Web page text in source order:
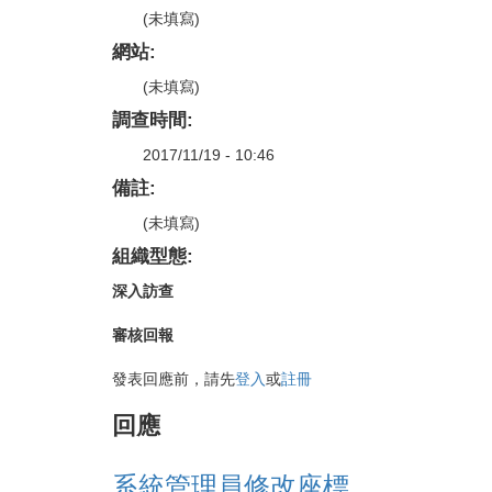
(未填寫)
網站:
(未填寫)
調查時間:
2017/11/19 - 10:46
備註:
(未填寫)
組織型態:
深入訪查
審核回報
發表回應前，請先登入或註冊
回應
系統管理員修改座標